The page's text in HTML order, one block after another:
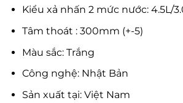
Kiểu xả nhấn 2 mức nước: 4.5L/
Tâm thoát : 300mm (+-5)
Màu sắc: Trắng
Công nghệ: Nhật Bản
Sản xuất tại: Việt Nam